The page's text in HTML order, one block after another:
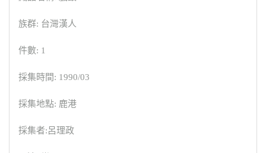
族群: 台灣漢人
件數: 1
採集時間: 1990/03
採集地點: 鹿港
採集者:呂理政